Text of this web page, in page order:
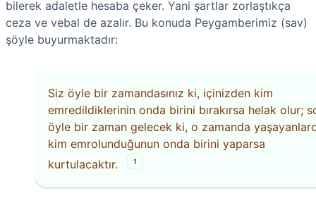
bilerek adaletle hesaba çeker. Yani şartlar zorlaştıkça
ceza ve vebal de azalır. Bu konuda Peygamberimiz (sav)
şöyle buyurmaktadır:
Siz öyle bir zamandasınız ki, içinizden kim
emredildiklerinin onda birini bırakırsa helak olur;
öyle bir zaman gelecek ki, o zamanda
kim emrolunduğunun onda birini yaparsa
kurtulacaktır.
1